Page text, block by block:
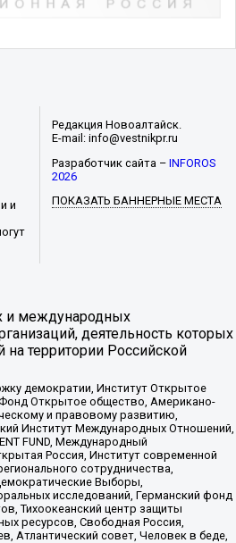
и
Редакция Новоалтайск.
E-mail: info@vestnikpr.ru
Разработчик сайта –INFOROS
2026
ПОКАЗАТЬ БАННЕРНЫЕ МЕСТА
и международных
деятельность которых
на территории Российской
демократии, Институт Открытое
Открытое общество, Американо-
и правовому развитию,
Институт Международных Отношений,
FUND, Международный
Россия, Институт современной
сотрудничества,
Выборы,
исследований, Германский фонд
Тихоокеанский центр защиты
ресурсов, Свободная Россия,
Атлантический совет, Человек в беде,